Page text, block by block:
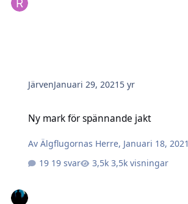
JärvenJanuari 29, 2021 5 yr
Ny mark för spännande jakt
AvÄlgflugornas Herre, Januari 18, 2021
19 svar
3,5k visningar